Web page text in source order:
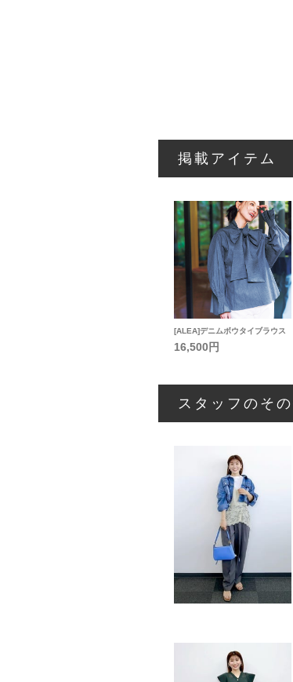
掲載アイテム
[ALEA]デニムボウタイブラウス
16,500円
スタッフのそ